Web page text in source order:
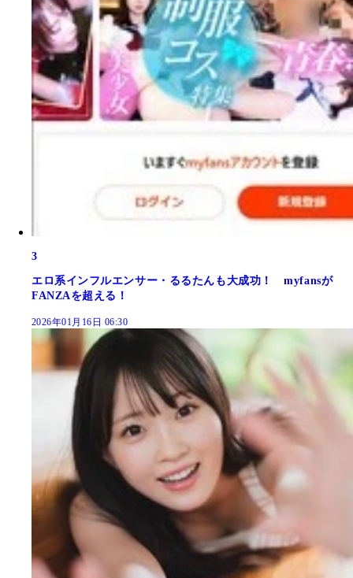
3
エロ系インフルエンサー・るるたんも大成功！ myfansが
FANZAを超える！
2026年01月16日 06:30